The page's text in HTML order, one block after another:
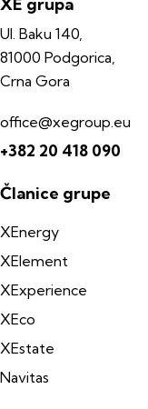
Ul. Baku 140,
81000 Podgorica,
Crna Gora
office@xegroup.eu
+382 20 418 090
Članice grupe
XEnergy
XElement
XExperience
XEco
XEstate
Navitas